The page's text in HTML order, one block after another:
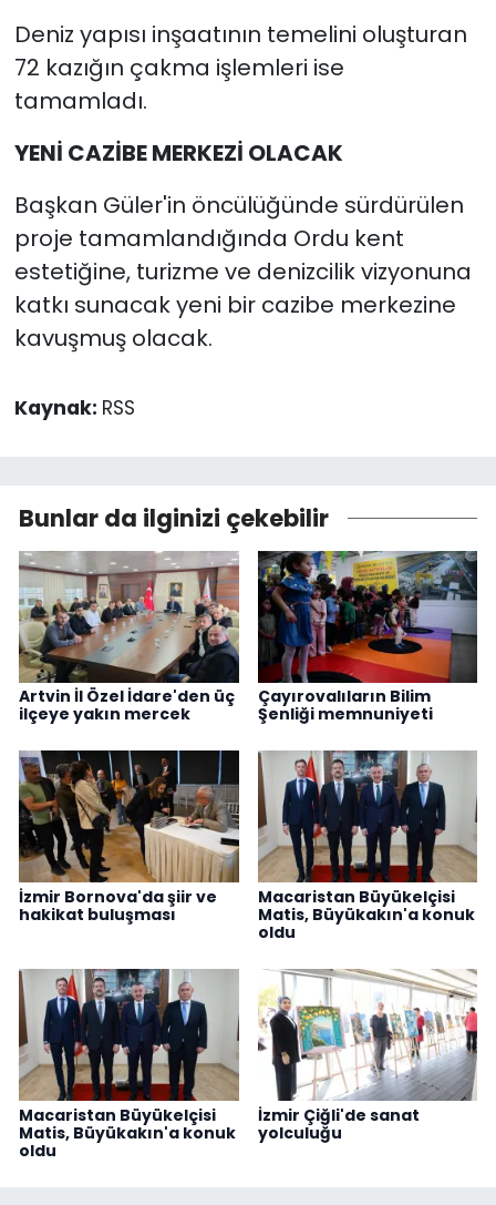
Deniz yapısı inşaatının temelini oluşturan
72 kazığın çakma işlemleri ise
tamamladı.
YENİ CAZİBE MERKEZİ OLACAK
Başkan Güler'in öncülüğünde sürdürülen
proje tamamlandığında Ordu kent
estetiğine, turizme ve denizcilik vizyonuna
katkı sunacak yeni bir cazibe merkezine
kavuşmuş olacak.
Kaynak: RSS
Bunlar da ilginizi çekebilir
Artvin İl Özel İdare'den üç
ilçeye yakın mercek
Çayırovalıların Bilim
Şenliği memnuniyeti
İzmir Bornova'da şiir ve
hakikat buluşması
Macaristan Büyükelçisi
Matis, Büyükakın'a konuk
oldu
Macaristan Büyükelçisi
Matis, Büyükakın'a konuk
oldu
İzmir Çiğli'de sanat
yolculuğu